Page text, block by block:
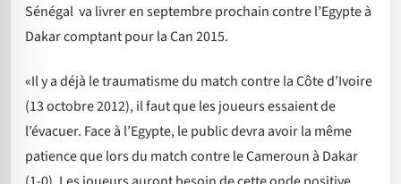
Sénégal va livrer en septembre prochain contre l’Egypte à
Dakar comptant pour la Can 2015.
«Il y a déjà le traumatisme du match contre la Côte d’Ivoire
(13 octobre 2012), il faut que les joueurs essaient de
l’évacuer. Face à l’Egypte, le public devra avoir la même
patience que lors du match contre le Cameroun à Dakar